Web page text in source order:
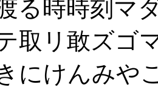
る時時刻マ
取リ敢ズ
にけんみ